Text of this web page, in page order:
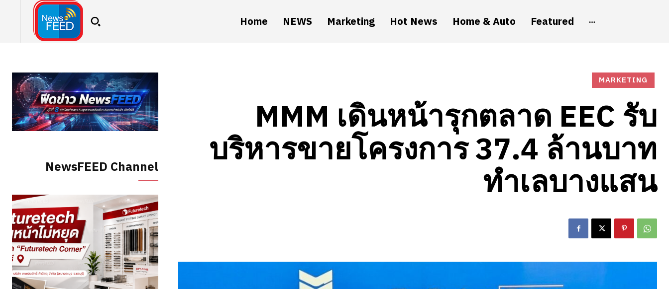
Home NEWS Marketing Hot News Home & Auto Featured
NewsFEED Channel
MARKETING
MMM เดินหน้ารุกตลาด EEC รับ
บริหารขายโครงการ 37.4 ล้านบาท
ทำเลบางแสน